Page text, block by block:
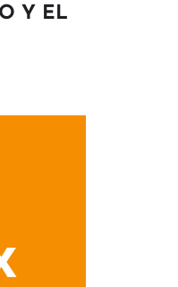
Y EL